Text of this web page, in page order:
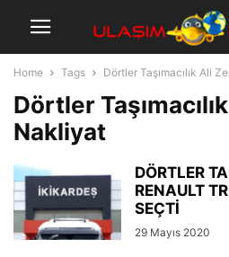
Home Tags Dörtler Taşımacılık Ali
Dörtler
Nakliyat
DÖRTLER
RENAULT
SEÇTİ
29 Mayıs 2020